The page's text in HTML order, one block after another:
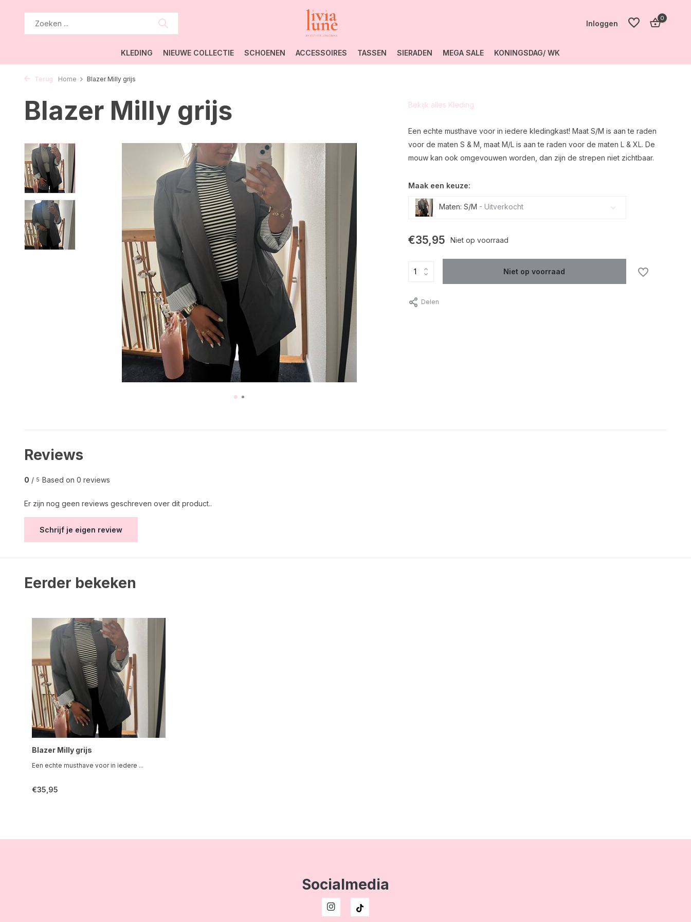
Inloggen
0
KLEDING NIEUWE COLLECTIE SCHOENEN ACCESSOIRES TASSEN SIERADEN MEGA SALE KONINGSDAG/ WK
Terug Home Blazer Milly grijs
Blazer Milly grijs Bekijk alles Kleding
Een echte musthave voor in iedere kledingkast! Maat S/M is aan te raden
voor de maten S & M, maat M/L is aan te raden voor de maten L & XL. De
mouw kan ook omgevouwen worden, dan zijn de strepen niet zichtbaar.
Maak een keuze:
Maten: S/M - Uitverkocht
€35,95 Niet op voorraad
Niet op voorraad
Delen
Reviews
0 / 5 Based on 0 reviews
Er zijn nog geen reviews geschreven over dit product..
Schrijf je eigen review
Eerder bekeken
Blazer Milly grijs
Een echte musthave voor in iedere ...
€35,95
Socialmedia